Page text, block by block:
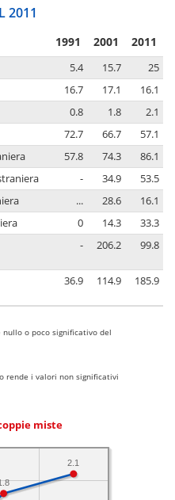
2011
1991 2001 2011
5.4 15.7
25
16.7 17.1
16.1
0.8 1.8
2.1
72.7 66.7
57.1
57.8 74.3
86.1
- 34.9
53.5
... 28.6
16.1
0 14.3
33.3
- 206.2 99.8
36.9 114.9 185.9
o poco significativo del
rende i valori non significativi
miste
2.1